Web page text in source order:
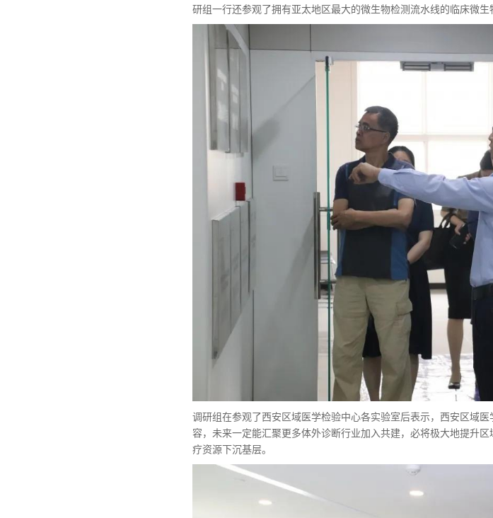
研组一行还参观了拥有亚太地区最大的微生物检测流水线的临床微生
调研组在参观了西安区域医学检验中心各实验室后表示，西安区域
容，未来一定能汇聚更多体外诊断行业加入共建，必将极大地提升
疗资源下沉基层。